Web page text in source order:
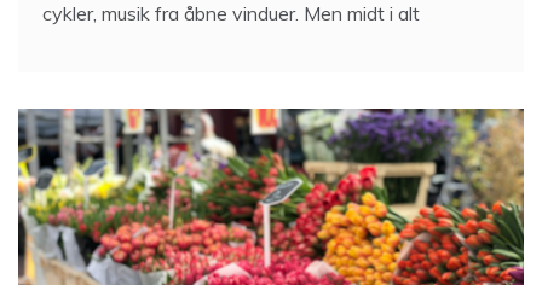
cykler, musik fra åbne vinduer. Men midt i alt